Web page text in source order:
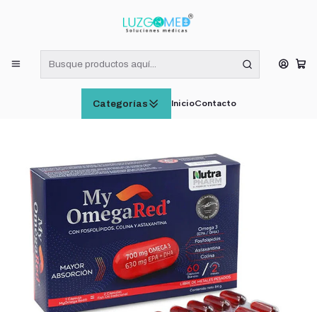
Categorías InicioContacto
¡RECIBE HOY! COMPRAS DE LUNES A VIERNES HASTA LAS 16:00
Inicio
SUPLEMENTOS ALIMENTICIOS
My Omegared 700mg Omega 3 630mg EPA + DHA X60 Capsulas
Blandas